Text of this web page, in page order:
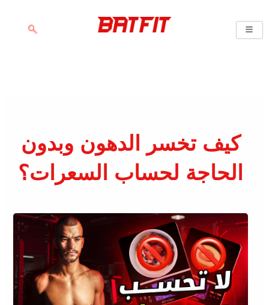
إلى
المحتوى
كيف تخسر الدهون وبدون
الحاجة لحساب السعرات؟